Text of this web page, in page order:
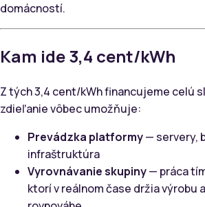
domácností.
Kam ide 3,4 cent/kWh
Z tých 3,4 cent/kWh financujeme celú
zdieľanie vôbec umožňuje:
Prevádzka platformy— servery,
infraštruktúra
Vyrovnávanie skupiny— práca
ktorí v reálnom čase držia výrobu